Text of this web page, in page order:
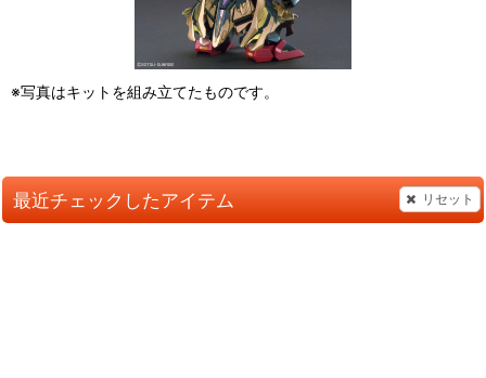
※写真はキットを組み立てたものです。
最近チェックしたアイテム リセット